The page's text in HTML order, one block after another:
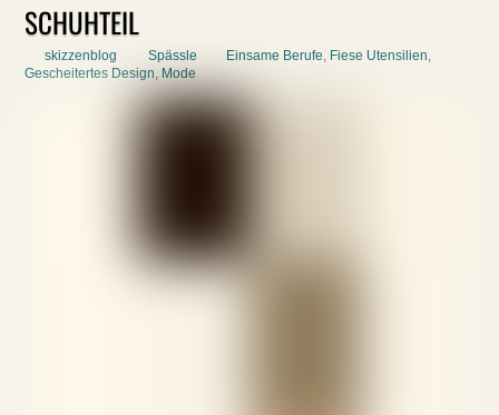
SCHUHTEIL
skizzenblog Spässle Einsame Berufe, Fiese Utensilien,
Gescheitertes Design, Mode